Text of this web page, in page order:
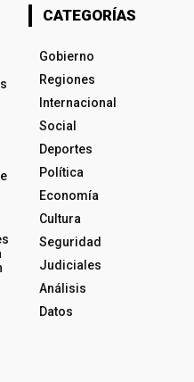
CATEGORÍAS
Gobierno
Regiones
Internacional
Social
Deportes
Política
Economía
Cultura
Seguridad
Judiciales
Análisis
Datos